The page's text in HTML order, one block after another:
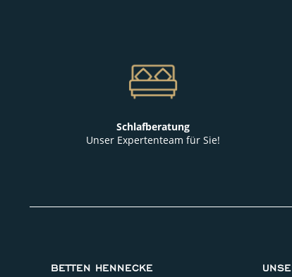
Schlafberatung
Unser Expertenteam für Sie!
BETTEN HENNECKE